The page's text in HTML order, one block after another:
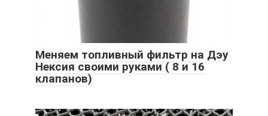
Меняем топливный фильтр на Дэу
Нексия своими руками ( 8 и 16
клапанов)